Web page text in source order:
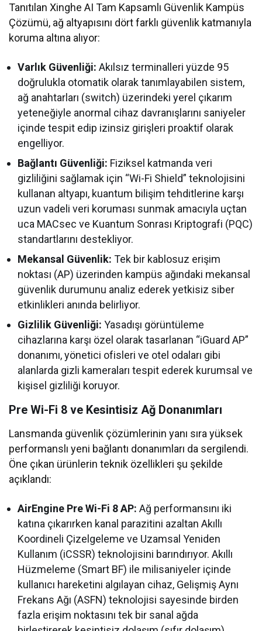
Tanıtılan Xinghe AI Tam Kapsamlı Güvenlik Kampüs
Çözümü, ağ altyapısını dört farklı güvenlik katmanıyla
koruma altına alıyor:
Varlık Güvenliği: Akılsız terminalleri yüzde 95
doğrulukla otomatik olarak tanımlayabilen sistem,
ağ anahtarları (switch) üzerindeki yerel çıkarım
yeteneğiyle anormal cihaz davranışlarını saniyeler
içinde tespit edip izinsiz girişleri proaktif olarak
engelliyor.
Bağlantı Güvenliği: Fiziksel katmanda veri
gizliliğini sağlamak için “Wi-Fi Shield” teknolojisini
kullanan altyapı, kuantum bilişim tehditlerine karşı
uzun vadeli veri koruması sunmak amacıyla uçtan
uca MACsec ve Kuantum Sonrası Kriptografi (PQC)
standartlarını destekliyor.
Mekansal Güvenlik: Tek bir kablosuz erişim
noktası (AP) üzerinden kampüs ağındaki mekansal
güvenlik durumunu analiz ederek yetkisiz siber
etkinlikleri anında belirliyor.
Gizlilik Güvenliği: Yasadışı görüntüleme
cihazlarına karşı özel olarak tasarlanan “iGuard AP”
donanımı, yönetici ofisleri ve otel odaları gibi
alanlarda gizli kameraları tespit ederek kurumsal ve
kişisel gizliliği koruyor.
Pre Wi-Fi 8 ve Kesintisiz Ağ Donanımları
Lansmanda güvenlik çözümlerinin yanı sıra yüksek
performanslı yeni bağlantı donanımları da sergilendi.
Öne çıkan ürünlerin teknik özellikleri şu şekilde
açıklandı:
AirEngine Pre Wi-Fi 8 AP: Ağ performansını iki
katına çıkarırken kanal parazitini azaltan Akıllı
Koordineli Çizelgeleme ve Uzamsal Yeniden
Kullanım (iCSSR) teknolojisini barındırıyor. Akıllı
Hüzmeleme (Smart BF) ile milisaniyeler içinde
kullanıcı hareketini algılayan cihaz, Gelişmiş Aynı
Frekans Ağı (ASFN) teknolojisi sayesinde birden
fazla erişim noktasını tek bir sanal ağda